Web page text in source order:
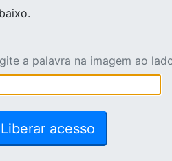
a palavra na imagem ao